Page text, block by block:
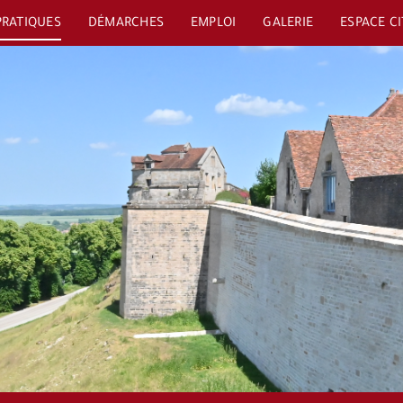
DÉMARCHES EMPLOI GALERIE ESPACE